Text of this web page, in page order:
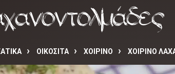
ΟΙΚΟΣΙΤΑ ΧΟΙΡΙΝΟ ΧΟΙΡΙΝΌ